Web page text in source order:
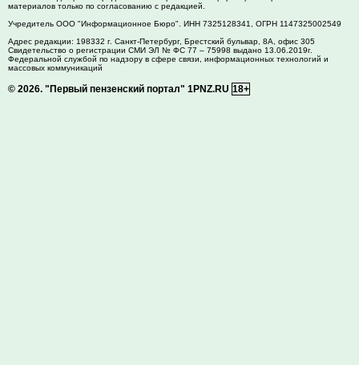
материалов только по согласованию с редакцией.
Учредитель ООО "Информационное Бюро". ИНН 7325128341, ОГРН 1147325002549
Адрес редакции: 198332 г. Санкт-Петербург, Брестский бульвар, 8А, офис 305
Свидетельство о регистрации СМИ ЭЛ № ФС 77 – 75998 выдано 13.06.2019г.
Федеральной службой по надзору в сфере связи, информационных технологий и
массовых коммуникаций
© 2026. "Первый пензенский портал" 1PNZ.RU 18+